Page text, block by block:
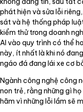
phát hiện và sửa lỗi
sát và hệ thống pháp
kiểm thử trong doanh
AI vào quy trình có thể
này, ít nhất là khi nó
ngáo đá đang lái xe cơ
Ngành công nghệ công
non trẻ, rằng những gì
hãm vì những lỗi lầm sẽ